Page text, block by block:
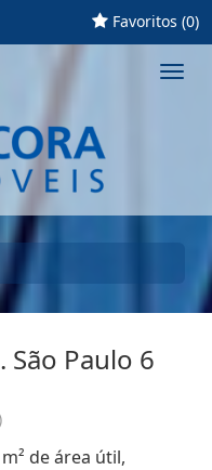
Favoritos (0)
São Paulo 6
de área útil,